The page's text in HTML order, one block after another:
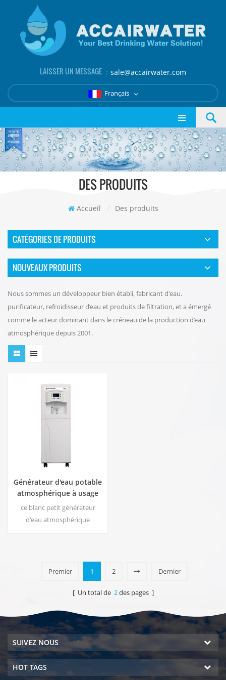
LAISSER UN MESSAGE ： sale@accairwater.com
Français
DES PRODUITS
Accueil / Des produits
CATÉGORIES DE PRODUITS
NOUVEAUX PRODUITS
Nous sommes un développeur bien établi, fabricant d'eau.
purificateur, refroidisseur d’eau et produits de filtration, et a émergé
comme le acteur dominant dans le créneau de la production d’eau
atmosphérique depuis 2001.
Générateur d'eau potable
atmosphérique à usage
domestique HR-88C
ce blanc petit générateur
d'eau atmosphérique
d'affichage lcd. capacité de
Premier 1 2 Dernier
[ Un total de 2des pages ]
SUIVEZ NOUS
HOT TAGS